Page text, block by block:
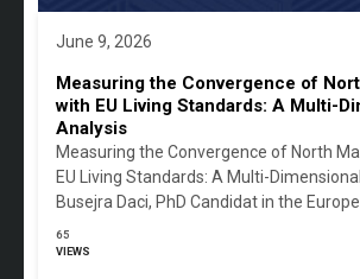
June 9, 2026
Measuring the Convergence of
with EU Living Standards: A Multi-
Analysis
Measuring the Convergence of North
EU Living Standards: A Multi-
Busejra Daci, PhD Candidat in the
65
VIEWS